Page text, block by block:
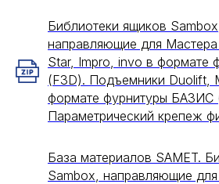
Библиотеки ящиков
направляющие для
Star, Impro, invo в формате
(F3D). Подъемники Duolift,
формате фурнитуры БАЗИС
Параметрический крепеж
База материалов SAMET.
Sambox, направляющие